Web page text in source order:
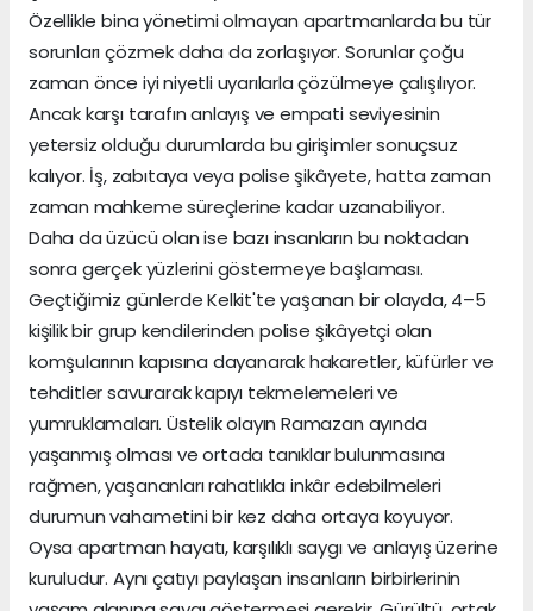
Özellikle bina yönetimi olmayan apartmanlarda bu tür
sorunları çözmek daha da zorlaşıyor. Sorunlar çoğu
zaman önce iyi niyetli uyarılarla çözülmeye çalışılıyor.
Ancak karşı tarafın anlayış ve empati seviyesinin
yetersiz olduğu durumlarda bu girişimler sonuçsuz
kalıyor. İş, zabıtaya veya polise şikâyete, hatta zaman
zaman mahkeme süreçlerine kadar uzanabiliyor.
Daha da üzücü olan ise bazı insanların bu noktadan
sonra gerçek yüzlerini göstermeye başlaması.
Geçtiğimiz günlerde Kelkit'te yaşanan bir olayda, 4–5
kişilik bir grup kendilerinden polise şikâyetçi olan
komşularının kapısına dayanarak hakaretler, küfürler ve
tehditler savurarak kapıyı tekmelemeleri ve
yumruklamaları. Üstelik olayın Ramazan ayında
yaşanmış olması ve ortada tanıklar bulunmasına
rağmen, yaşananları rahatlıkla inkâr edebilmeleri
durumun vahametini bir kez daha ortaya koyuyor.
Oysa apartman hayatı, karşılıklı saygı ve anlayış üzerine
kuruludur. Aynı çatıyı paylaşan insanların birbirlerinin